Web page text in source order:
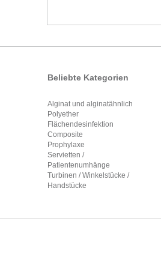
Beliebte Kategorien
Alginat und alginatähnlich
Polyether
Flächendesinfektion
Composite
Prophylaxe
Servietten /
Patientenumhänge
Turbinen / Winkelstücke /
Handstücke